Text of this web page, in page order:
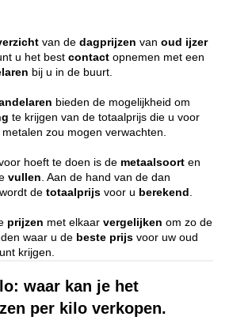
van de dagprijzen van oud ijzer
u het best contact opnemen met een
bij u in de buurt.
bieden de mogelijkheid om
te krijgen van de totaalprijs die u voor
zou mogen verwachten.
hoeft te doen is de metaalsoort en
vullen . Aan de hand van de dan
wordt de totaalprijs voor u berekend
prijzen met elkaar vergelijken om zo de
waar u de beste prijs voor uw oud
krijgen.
waar kan je het
per kilo verkopen.